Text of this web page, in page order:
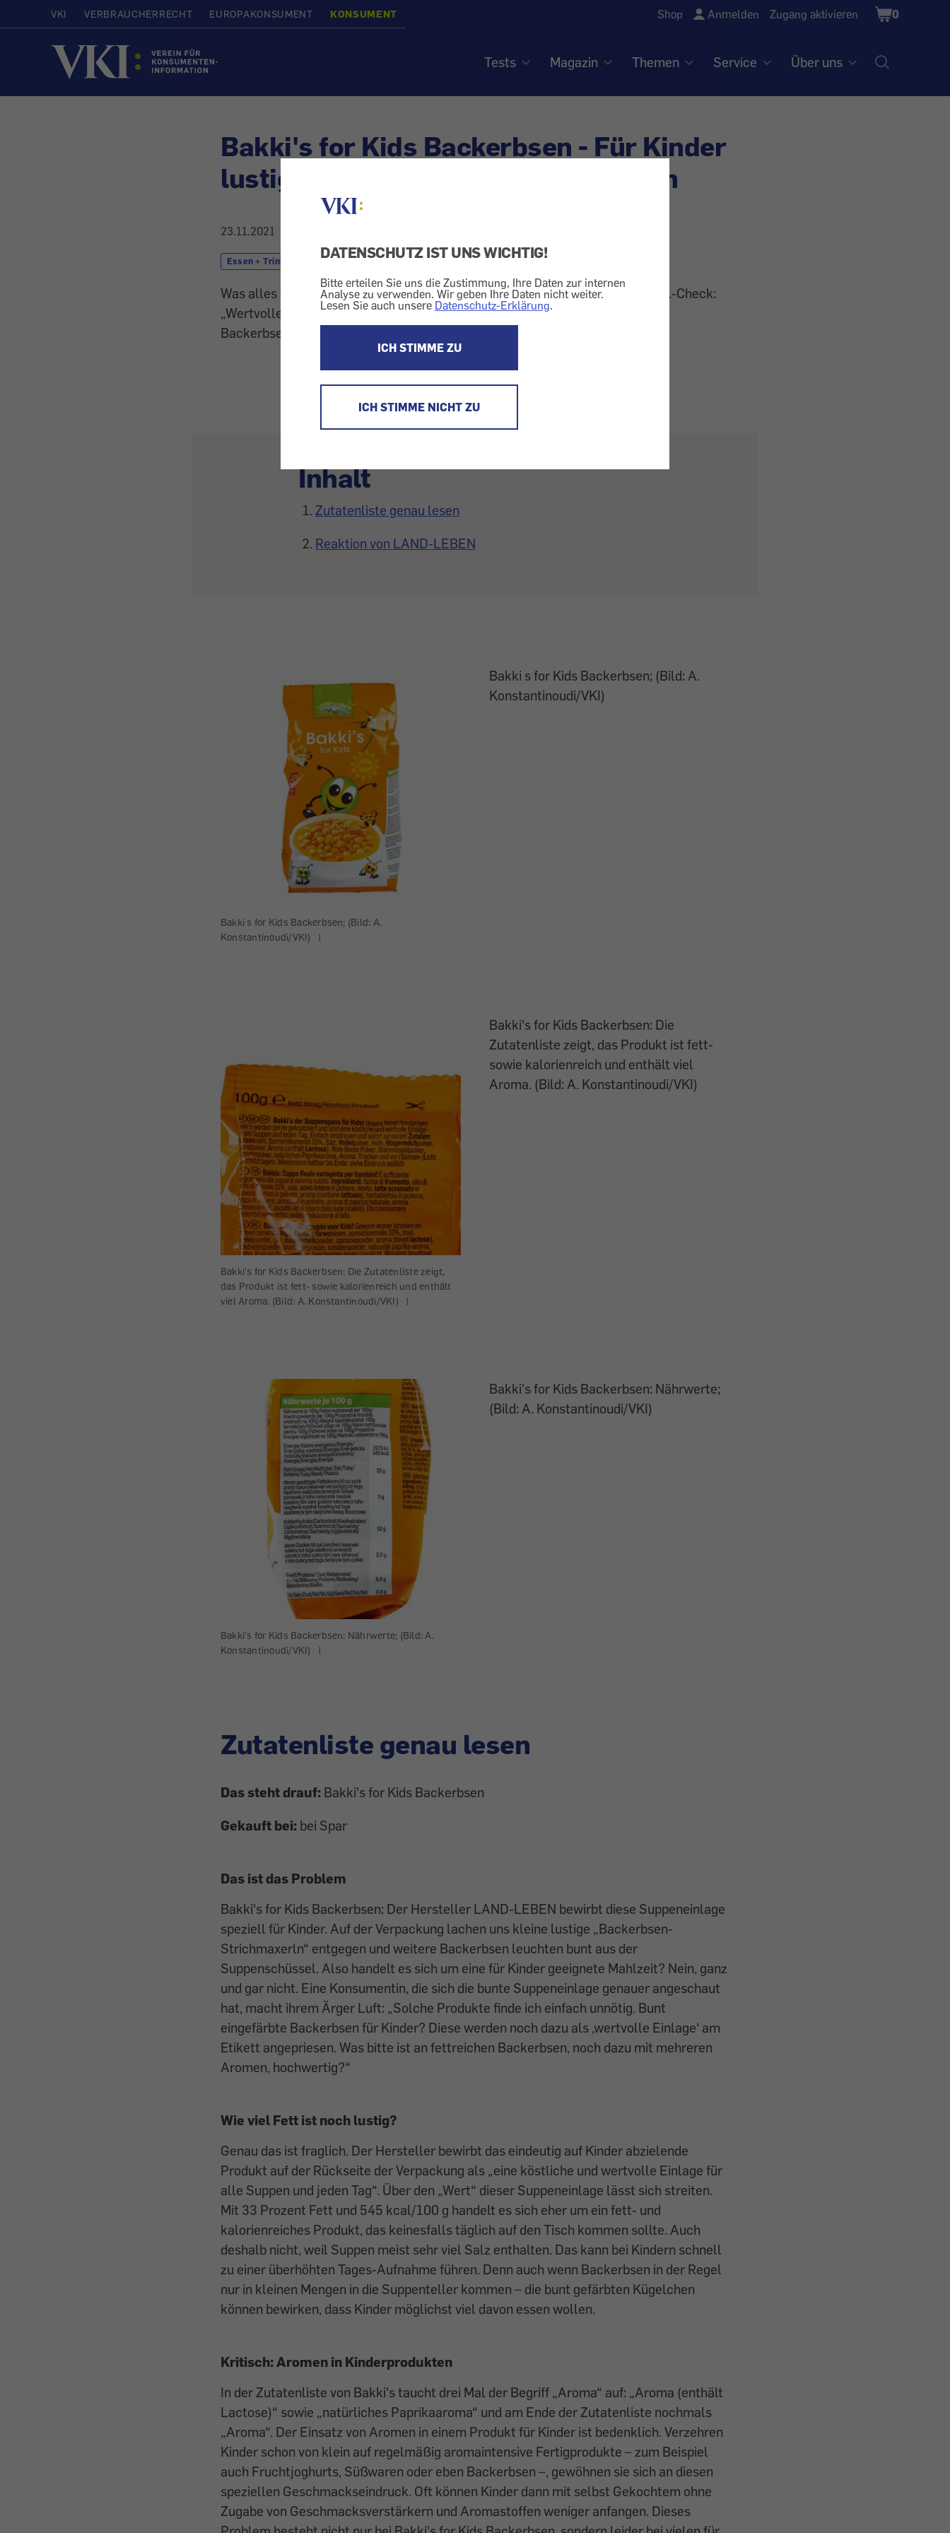
DATENSCHUTZ IST UNS WICHTIG!
Bitte erteilen Sie uns die Zustimmung, Ihre Daten zur internen
Analyse zu verwenden. Wir geben Ihre Daten nicht weiter.
Lesen Sie auch unsere Datenschutz-Erklärung.
ICH STIMME ZU
ICH STIMME NICHT ZU
VKI VERBRAUCHERRECHT EUROPAKONSUMENT KONSUMENT Shop Anmelden Zugang aktivieren
Shopping
Cart
0
Startseite
Tests Magazin Themen Service Über uns
Bakki's for Kids Backerbsen - Für Kinder
lustig, aber mit viel Fett und Aromen
23.11.2021
Essen + Trinken Salz Kochen Teigwaren
Was alles versprochen und dann nicht gehalten wird. Diesmal im Lebensmittel-Check:
„Wertvolle“ Suppeneinlage für „jeden Tag“? Gar nicht lustig – Bakki's for Kids
Backerbsen für Kinder enthalten zu viel Fett.
Inhalt
Zutatenliste genau lesen
Reaktion von LAND-LEBEN
Bakki s for Kids Backerbsen; (Bild: A.
Konstantinoudi/VKI)
|
Bakki s for Kids Backerbsen; (Bild: A.
Konstantinoudi/VKI)
Bakki's for Kids Backerbsen: Die Zutatenliste zeigt,
das Produkt ist fett- sowie kalorienreich und enthält
viel Aroma. (Bild: A. Konstantinoudi/VKI)
|
Bakki's for Kids Backerbsen: Die
Zutatenliste zeigt, das Produkt ist fett-
sowie kalorienreich und enthält viel
Aroma. (Bild: A. Konstantinoudi/VKI)
Bakki's for Kids Backerbsen: Nährwerte; (Bild: A.
Konstantinoudi/VKI)
|
Bakki's for Kids Backerbsen: Nährwerte;
(Bild: A. Konstantinoudi/VKI)
Zutatenliste genau lesen
Das steht drauf: Bakki's for Kids Backerbsen
Gekauft bei: bei Spar
Das ist das Problem
Bakki's for Kids Backerbsen: Der Hersteller LAND-LEBEN bewirbt diese Suppeneinlage
speziell für Kinder. Auf der Verpackung lachen uns kleine lustige „Backerbsen-
Strichmaxerln“ entgegen und weitere Backerbsen leuchten bunt aus der
Suppenschüssel. Also handelt es sich um eine für Kinder geeignete Mahlzeit? Nein, ganz
und gar nicht. Eine Konsumentin, die sich die bunte Suppeneinlage genauer angeschaut
hat, macht ihrem Ärger Luft: „Solche Produkte finde ich einfach unnötig. Bunt
eingefärbte Backerbsen für Kinder? Diese werden noch dazu als ‚wertvolle Einlage‘ am
Etikett angepriesen. Was bitte ist an fettreichen Backerbsen, noch dazu mit mehreren
Aromen, hochwertig?“
Wie viel Fett ist noch lustig?
Genau das ist fraglich. Der Hersteller bewirbt das eindeutig auf Kinder abzielende
Produkt auf der Rückseite der Verpackung als „eine köstliche und wertvolle Einlage für
alle Suppen und jeden Tag“. Über den „Wert“ dieser Suppeneinlage lässt sich streiten.
Mit 33 Prozent Fett und 545 kcal/100 g handelt es sich eher um ein fett- und
kalorienreiches Produkt, das keinesfalls täglich auf den Tisch kommen sollte. Auch
deshalb nicht, weil Suppen meist sehr viel Salz enthalten. Das kann bei Kindern schnell
zu einer überhöhten Tages-Aufnahme führen. Denn auch wenn Backerbsen in der Regel
nur in kleinen Mengen in die Suppenteller kommen – die bunt gefärbten Kügelchen
können bewirken, dass Kinder möglichst viel davon essen wollen.
Kritisch: Aromen in Kinderprodukten
In der Zutatenliste von Bakki's taucht drei Mal der Begriff „Aroma“ auf: „Aroma (enthält
Lactose)“ sowie „natürliches Paprikaaroma“ und am Ende der Zutatenliste nochmals
„Aroma“. Der Einsatz von Aromen in einem Produkt für Kinder ist bedenklich. Verzehren
Kinder schon von klein auf regelmäßig aromaintensive Fertigprodukte – zum Beispiel
auch Fruchtjoghurts, Süßwaren oder eben Backerbsen –, gewöhnen sie sich an diesen
speziellen Geschmackseindruck. Oft können Kinder dann mit selbst Gekochtem ohne
Zugabe von Geschmacksverstärkern und Aromastoffen weniger anfangen. Dieses